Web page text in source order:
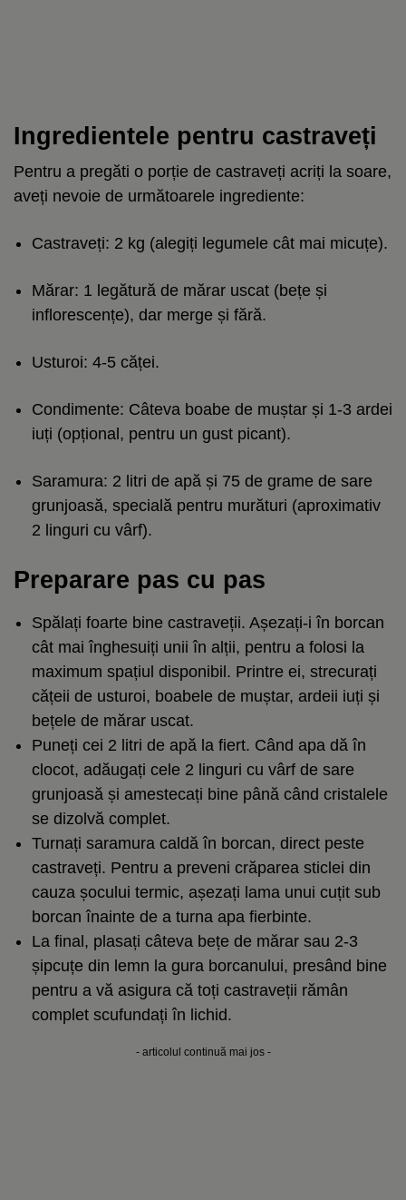
Ingredientele pentru castraveți
Pentru a pregăti o porție de castraveți acriți la soare,
aveți nevoie de următoarele ingrediente:
Castraveți: 2 kg (alegiți legumele cât mai micuțe).
Mărar: 1 legătură de mărar uscat (bețe și
inflorescențe), dar merge și fără.
Usturoi: 4-5 căței.
Condimente: Câteva boabe de muștar și 1-3 ardei
iuți (opțional, pentru un gust picant).
Saramura: 2 litri de apă și 75 de grame de sare
grunjoasă, specială pentru murături (aproximativ
2 linguri cu vârf).
Preparare pas cu pas
Spălați foarte bine castraveții. Așezați-i în borcan
cât mai înghesuiți unii în alții, pentru a folosi la
maximum spațiul disponibil. Printre ei, strecurați
cățeii de usturoi, boabele de muștar, ardeii iuți și
bețele de mărar uscat.
Puneți cei 2 litri de apă la fiert. Când apa dă în
clocot, adăugați cele 2 linguri cu vârf de sare
grunjoasă și amestecați bine până când cristalele
se dizolvă complet.
Turnați saramura caldă în borcan, direct peste
castraveți. Pentru a preveni crăparea sticlei din
cauza șocului termic, așezați lama unui cuțit sub
borcan înainte de a turna apa fierbinte.
La final, plasați câteva bețe de mărar sau 2-3
șipcuțe din lemn la gura borcanului, presând bine
pentru a vă asigura că toți castraveții rămân
complet scufundați în lichid.
- articolul continuă mai jos -